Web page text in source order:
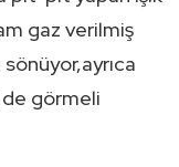
gaz verilmiş
sönüyor,ayrıca
de görmeli